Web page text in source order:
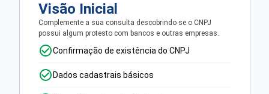
Visão Inicial
Complemente a sua consulta descobrindo se o CNPJ
possui algum protesto com bancos e outras empresas.
Confirmação de existência do CNPJ
Dados cadastrais básicos